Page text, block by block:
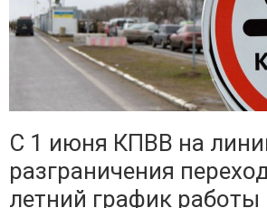
С 1 июня КПВВ на
разграничения
летний график работы